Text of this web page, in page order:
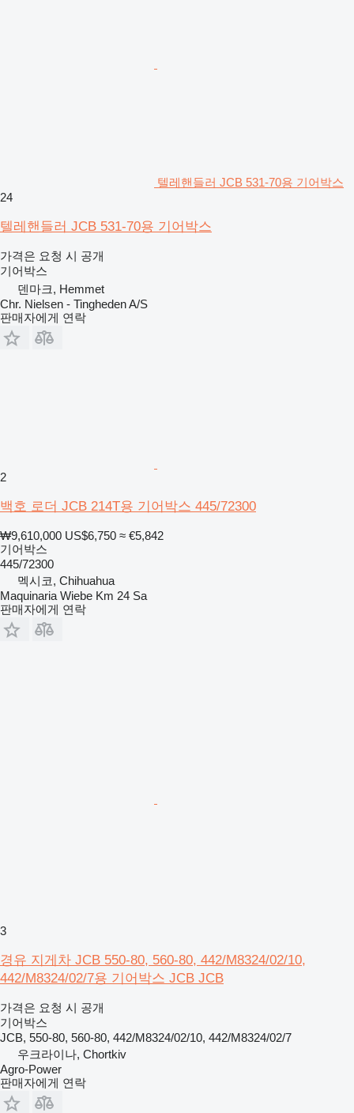
텔레핸들러 JCB 531-70용 기어박스
24
텔레핸들러 JCB 531-70용 기어박스
가격은 요청 시 공개
기어박스
덴마크, Hemmet
Chr. Nielsen - Tingheden A/S
판매자에게 연락
2
백호 로더 JCB 214T용 기어박스 445/72300
₩9,610,000 US$6,750 ≈ €5,842
기어박스
445/72300
멕시코, Chihuahua
Maquinaria Wiebe Km 24 Sa
판매자에게 연락
3
경유 지게차 JCB 550-80, 560-80, 442/M8324/02/10,
442/M8324/02/7용 기어박스 JCB JCB
가격은 요청 시 공개
기어박스
JCB, 550-80, 560-80, 442/M8324/02/10, 442/M8324/02/7
우크라이나, Chortkiv
Agro-Power
판매자에게 연락